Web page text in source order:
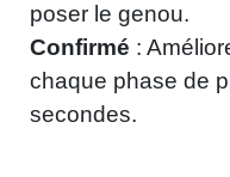
poser le genou.
Confirmé :
chaque phase de
secondes.